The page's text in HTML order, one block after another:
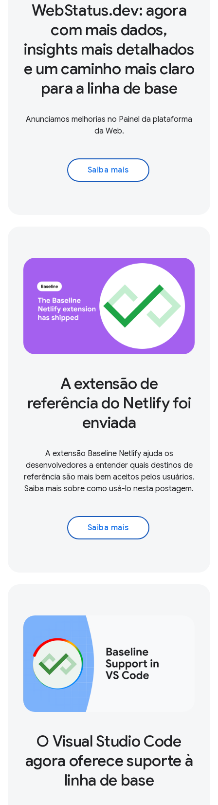
WebStatus.dev: agora
com mais dados,
insights mais detalhados
e um caminho mais claro
para a linha de base
Anunciamos melhorias no Painel da plataforma
da Web.
Saiba mais
A extensão de
referência do Netlify foi
enviada
A extensão Baseline Netlify ajuda os
desenvolvedores a entender quais destinos de
referência são mais bem aceitos pelos usuários.
Saiba mais sobre como usá-lo nesta postagem.
Saiba mais
O Visual Studio Code
agora oferece suporte à
linha de base